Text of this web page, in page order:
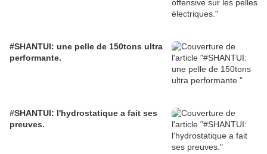
#SHANTUI: une pelle de 150tons ultra
performante.
#SHANTUI: l'hydrostatique a fait ses
preuves.